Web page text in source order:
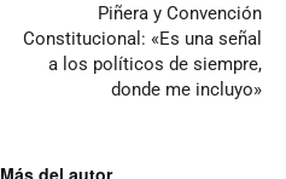
Piñera y Convención
Constitucional: «Es una señal
a los políticos de siempre,
donde me incluyo»